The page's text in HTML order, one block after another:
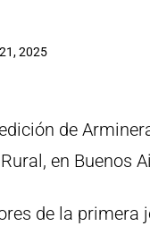
2025
de
en Buenos
de la primera